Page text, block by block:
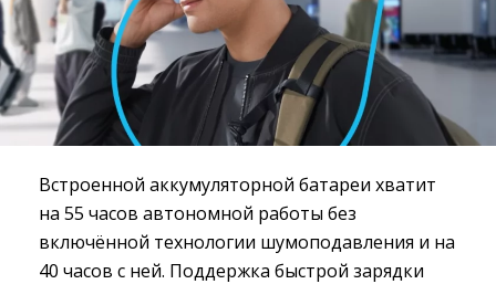
Встроенной аккумуляторной батареи хватит
на 55 часов автономной работы без
включённой технологии шумоподавления и на
40 часов с ней. Поддержка быстрой зарядки